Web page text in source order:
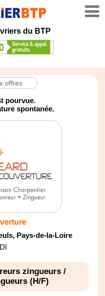
du BTP
offres
pourvue.
spontanée.
, Pays-de-la-Loire
zingueurs /
(H/F)